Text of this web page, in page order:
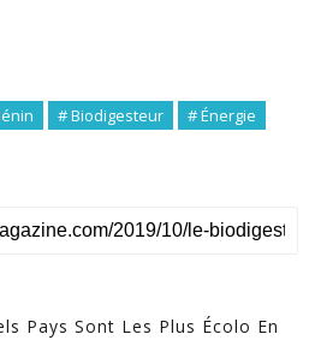
# Biodigesteur # Énergie
Pays Sont Les Plus Écolo En